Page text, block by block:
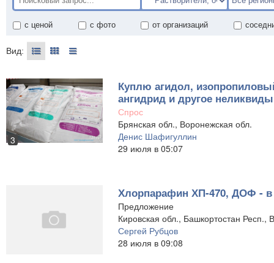
с ценой с фото от организаций
Вид:
3
Куплю агидол,
ангидрид и другое неликвиды
Спрос
Брянская обл., Воронежская обл.
Денис Шафигуллин
29 июля в 05:07
Хлорпарафин ХП-470, ДОФ - в
Предложение
Кировская обл., Башкортостан
Сергей Рубцов
28 июля в 09:08